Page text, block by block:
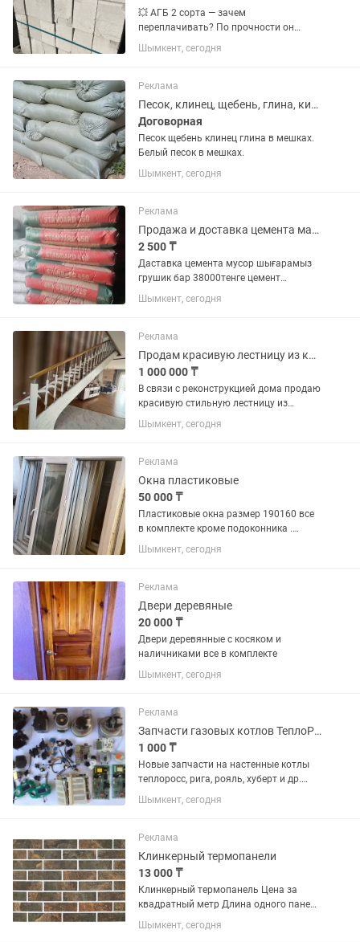
💥 АГБ 2 сорта — зачем
переплачивать? По прочности он
ничем не хуже 1 сорта и подходит даже
для строительства домов и
во внешнем виде: возможны
небольшие...
Шымкент, сегодня
Реклама
Песок, клинец, щебень, глина, кирпичи
Договорная
Песок щебень клинец глина в мешках.
Белый песок в мешках.
Шымкент, сегодня
Реклама
Продажа и доставка цемента марка 500
2 500 ₸
Даставка цемента мусор шығарамыз
грушик бар 38000тенге цемент
даставка тегін
Шымкент, сегодня
Реклама
Продам красивую лестницу из карагача
1 000 000 ₸
В связи с реконструкцией дома продаю
красивую стильную лестницу из
карагача. В идеальном состоянии
Шымкент, сегодня
Реклама
Окна пластиковые
50 000 ₸
Пластиковые окна размер 190160 все
в комплекте кроме подоконника .
Подоконника нету , остальное все есть
Шымкент, сегодня
Реклама
Двери деревяные
20 000 ₸
Двери деревянные с косяком и
наличниками все в комплекте
Шымкент, сегодня
Реклама
Запчасти газовых котлов ТеплоРосс, HUBERT, RIGA, ROAYL и др.
1 000 ₸
Новые запчасти на настенные котлы
теплоросс, рига, рояль, хуберт и др.
Отправка в регионы.
Шымкент, сегодня
Реклама
Клинкерный термопанели
13 000 ₸
Клинкерный термопанель Цена за
квадратный метр Длина одного панель
1 метр ширина 60см толщина 5см
Шымкент, сегодня